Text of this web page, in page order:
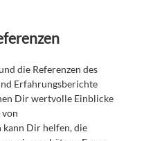
die Referenzen des
Erfahrungsberichte
Dir wertvolle Einblicke
von
kann Dir helfen, die